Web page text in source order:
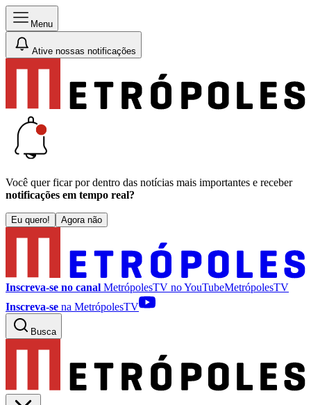
Menu
Ative nossas notificações
Você quer ficar por dentro das notícias mais importantes e receber
notificações em tempo real?
Eu quero! Agora não
Inscreva-se no canal MetrópolesTV noYouTubeMetrópolesTV
Inscreva-se na MetrópolesTV
Busca